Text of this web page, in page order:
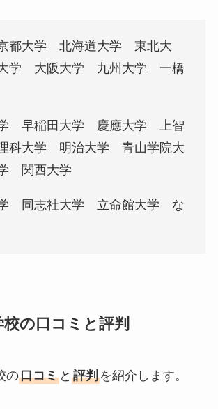
都大学 北海道大学 東北大
学 大阪大学 九州大学 一橋
学 早稲田大学 慶應大学 上智
科大学 明治大学 青山学院大
関西大学
学 同志社大学 立命館大学 な
の口コミと評判
の口コミと 評判を紹介します。